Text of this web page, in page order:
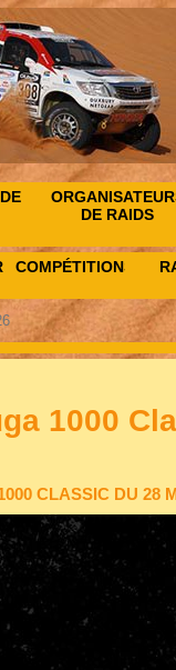
DE RAIDS
COMPÉTITIONS
1000
CLASSIC DU 28